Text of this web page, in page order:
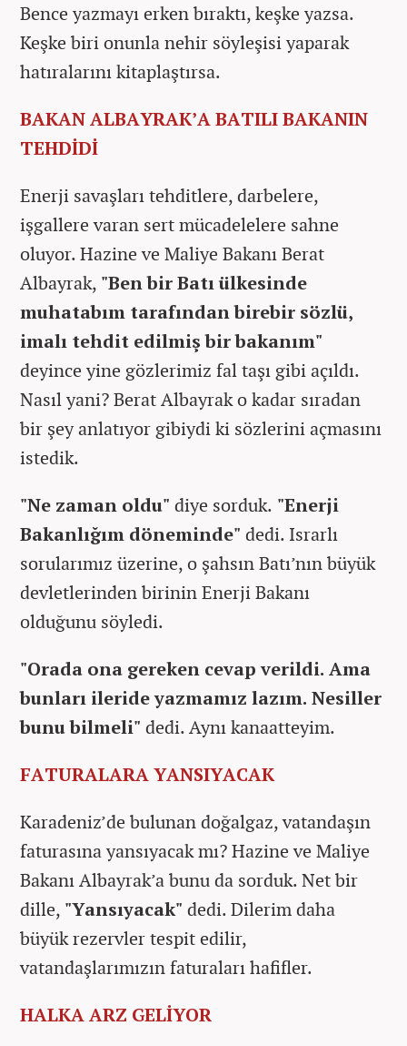
Bence yazmayı erken bıraktı, keşke yazsa.
Keşke biri onunla nehir söyleşisi yaparak
hatıralarını kitaplaştırsa.
BAKAN ALBAYRAK’A BATILI BAKANIN
TEHDİDİ
Enerji savaşları tehditlere, darbelere,
işgallere varan sert mücadelelere sahne
oluyor. Hazine ve Maliye Bakanı Berat
Albayrak, "Ben bir Batı ülkesinde
muhatabım tarafından birebir sözlü,
imalı tehdit edilmiş bir bakanım"
deyince yine gözlerimiz fal taşı gibi açıldı.
Nasıl yani? Berat Albayrak o kadar sıradan
bir şey anlatıyor gibiydi ki sözlerini açmasını
istedik.
"Ne zaman oldu" diye sorduk. "Enerji
Bakanlığım döneminde" dedi. Israrlı
sorularımız üzerine, o şahsın Batı’nın büyük
devletlerinden birinin Enerji Bakanı
olduğunu söyledi.
"Orada ona gereken cevap verildi. Ama
bunları ileride yazmamız lazım. Nesiller
bunu bilmeli" dedi. Aynı kanaatteyim.
FATURALARA YANSIYACAK
Karadeniz’de bulunan doğalgaz, vatandaşın
faturasına yansıyacak mı? Hazine ve Maliye
Bakanı Albayrak’a bunu da sorduk. Net bir
dille, "Yansıyacak" dedi. Dilerim daha
büyük rezervler tespit edilir,
vatandaşlarımızın faturaları hafifler.
HALKA ARZ GELİYOR